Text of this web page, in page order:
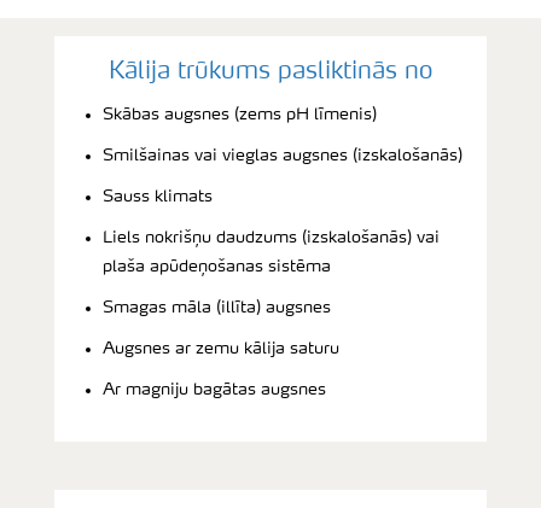
Kālija trūkums pasliktinās no
Skābas augsnes (zems pH līmenis)
Smilšainas vai vieglas augsnes (izskalošanās)
Sauss klimats
Liels nokrišņu daudzums (izskalošanās) vai
plaša apūdeņošanas sistēma
Smagas māla (illīta) augsnes
Augsnes ar zemu kālija saturu
Ar magniju bagātas augsnes